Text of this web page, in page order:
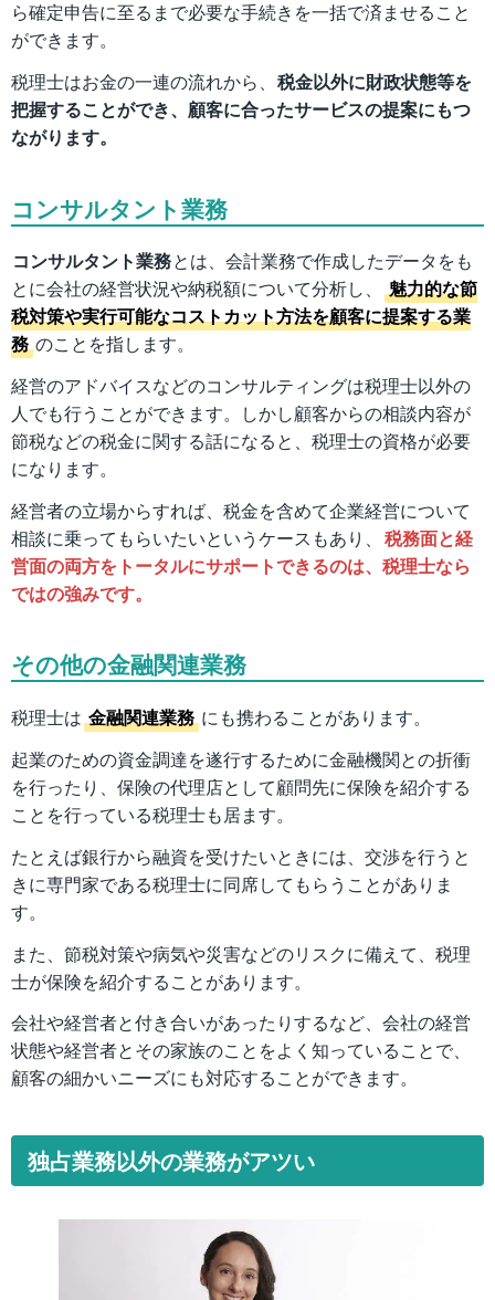
ら確定申告に至るまで必要な手続きを一括で済ませること
ができます。
税理士はお金の一連の流れから、 税金以外に財政状態等を
把握することができ、顧客に合ったサービスの提案にもつ
ながります。
コンサルタント業務
コンサルタント業務とは、会計業務で作成したデータをも
とに会社の経営状況や納税額について分析し、
魅力的な節
税対策や実行可能なコストカット方法を顧客に提案する業
務 のことを指します。
経営のアドバイスなどのコンサルティングは税理士以外の
人でも行うことができます。しかし顧客からの相談内容が
節税などの税金に関する話になると、税理士の資格が必要
になります。
経営者の立場からすれば、税金を含めて企業経営について
相談に乗ってもらいたいというケースもあり、 税務面と経
営面の両方をトータルにサポートできるのは、税理士なら
ではの強みです。
その他の金融関連業務
税理士は 金融関連業務 にも携わることがあります。
起業のための資金調達を遂行するために金融機関との折衝
を行ったり、保険の代理店として顧問先に保険を紹介する
ことを行っている税理士も居ます。
たとえば銀行から融資を受けたいときには、交渉を行うと
きに専門家である税理士に同席してもらうことがありま
す。
また、節税対策や病気や災害などのリスクに備えて、税理
士が保険を紹介することがあります。
会社や経営者と付き合いがあったりするなど、会社の経営
状態や経営者とその家族のことをよく知っていることで、
顧客の細かいニーズにも対応することができます。
独占業務以外の業務がアツい